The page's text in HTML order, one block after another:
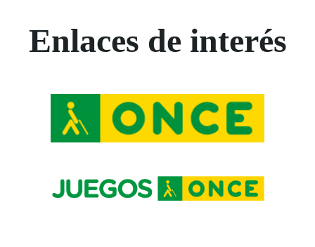
Enlaces de interés